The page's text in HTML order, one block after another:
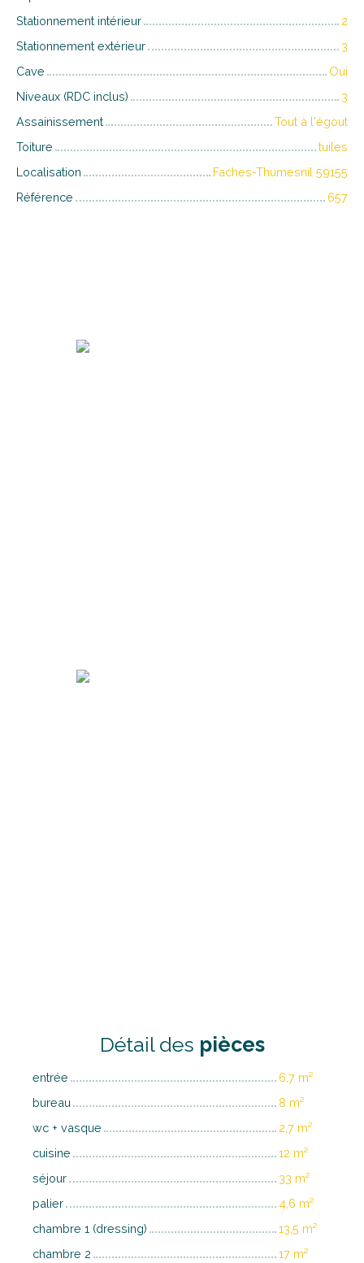
Stationnement intérieur
2
Stationnement extérieur
3
Cave
Oui
Niveaux (RDC inclus)
3
Assainissement
Tout à l'égout
Toiture
tuiles
Localisation
Faches-Thumesnil 59155
Référence
657
Détail des pièces
entrée
6,7 m²
bureau
8 m²
wc + vasque
2,7 m²
cuisine
12 m²
séjour
33 m²
palier
4,6 m²
chambre 1 (dressing)
13,5 m²
chambre 2
17 m²